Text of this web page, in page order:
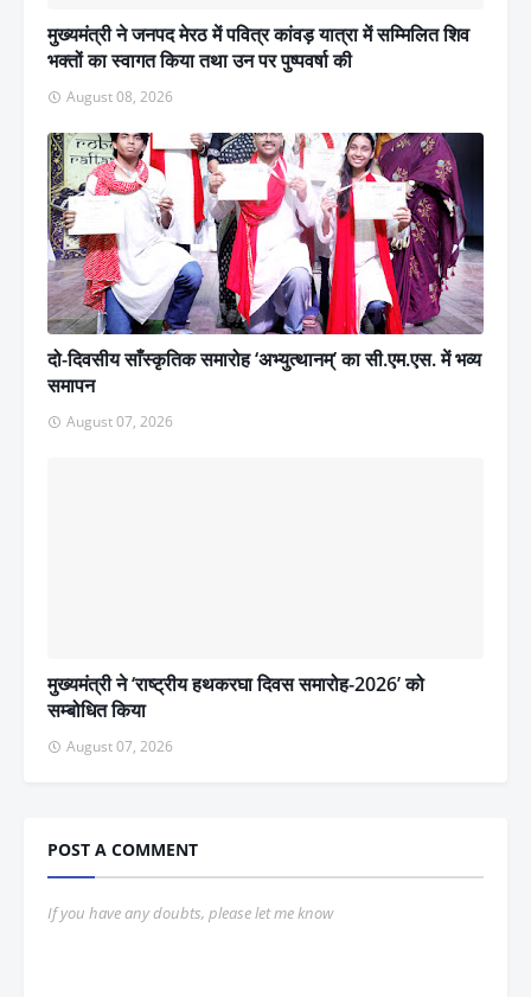
मुख्यमंत्री ने जनपद मेरठ में पवित्र कांवड़ यात्रा में सम्मिलित शिव
भक्तों का स्वागत किया तथा उन पर पुष्पवर्षा की
August 08, 2026
दो-दिवसीय साँस्कृतिक समारोह ‘अभ्युत्थानम्’ का सी.एम.एस. में भव्य
समापन
August 07, 2026
मुख्यमंत्री ने ‘राष्ट्रीय हथकरघा दिवस समारोह-2026’ को
सम्बोधित किया
August 07, 2026
POST A COMMENT
If you have any doubts, please let me know